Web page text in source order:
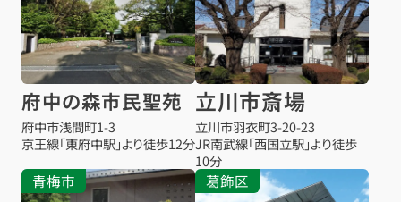
府中の森市民聖苑
府中市浅間町1-3
京王線「東府中駅」より徒歩12分
立川市斎場
立川市羽衣町3-20-23
JR南武線「西国立駅」より徒歩
10分
青梅市 葛飾区